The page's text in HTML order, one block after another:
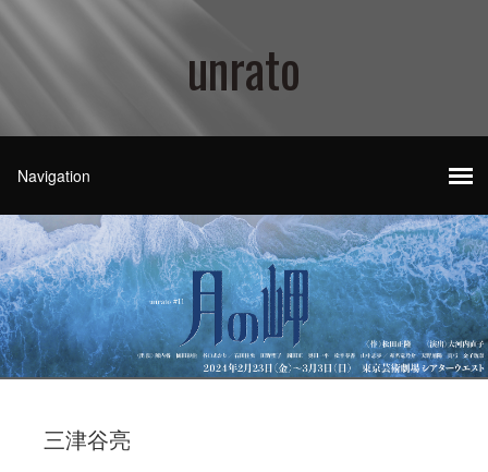
unrato
三津谷亮